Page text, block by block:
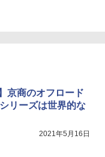
京商のオフロード
リーズは世界的な
2021年5月16日